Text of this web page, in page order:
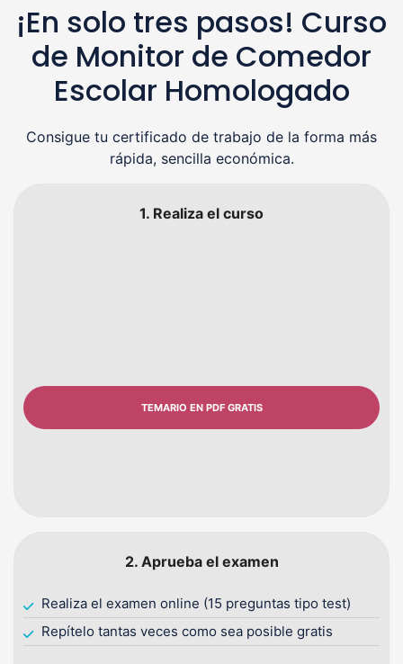
¡En solo tres pasos! Curso
de Monitor de Comedor
Escolar Homologado
Consigue tu certificado de trabajo de la forma más
rápida, sencilla económica.
1. Realiza el curso
TEMARIO EN PDF GRATIS
2. Aprueba el examen
Realiza el examen online (15 preguntas tipo test)
Repítelo tantas veces como sea posible gratis